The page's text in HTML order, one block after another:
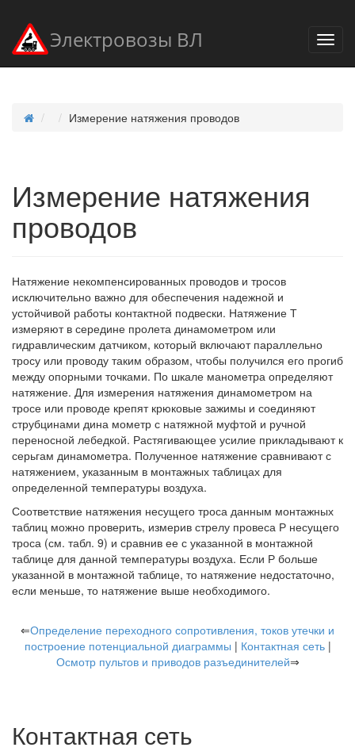
Электровозы ВЛ
Измерение натяжения проводов
Измерение натяжения
проводов
Натяжение некомпенсированных проводов и тросов
исключительно важно для обеспечения надежной и
устойчивой работы контактной подвески. Натяжение Т
измеряют в середине пролета динамометром или
гидравлическим датчиком, который включают параллельно
тросу или проводу таким образом, чтобы получился его прогиб
между опорными точками. По шкале манометра определяют
натяжение. Для измерения натяжения динамометром на
тросе или проводе крепят крюковые зажимы и соединяют
струбцинами дина мометр с натяжной муфтой и ручной
переносной лебедкой. Растягивающее усилие прикладывают к
серьгам динамометра. Полученное натяжение сравнивают с
натяжением, указанным в монтажных таблицах для
определенной температуры воздуха.
Соответствие натяжения несущего троса данным монтажных
таблиц можно проверить, измерив стрелу провеса Р несущего
троса (см. табл. 9) и сравнив ее с указанной в монтажной
таблице для данной температуры воздуха. Если Р больше
указанной в монтажной таблице, то натяжение недостаточно,
если меньше, то натяжение выше необходимого.
⇐Определение переходного сопротивления, токов утечки и
построение потенциальной диаграммы | Контактная сеть|
Осмотр пультов и приводов разъединителей⇒
Контактная сеть